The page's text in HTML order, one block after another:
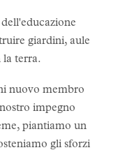
giardini, aule
terra.
nuovo membro
impegno
piantiamo un
gli sforzi